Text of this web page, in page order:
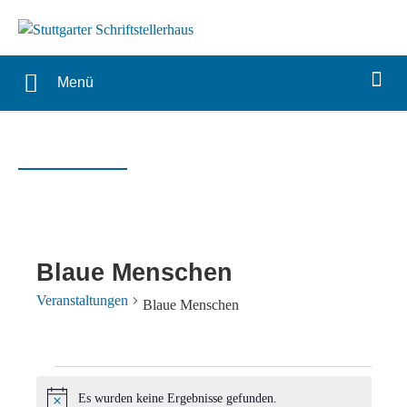
Menü
Blaue Menschen
Veranstaltungen Blaue Menschen
Veranstaltungen
Es wurden keine Ergebnisse gefunden.